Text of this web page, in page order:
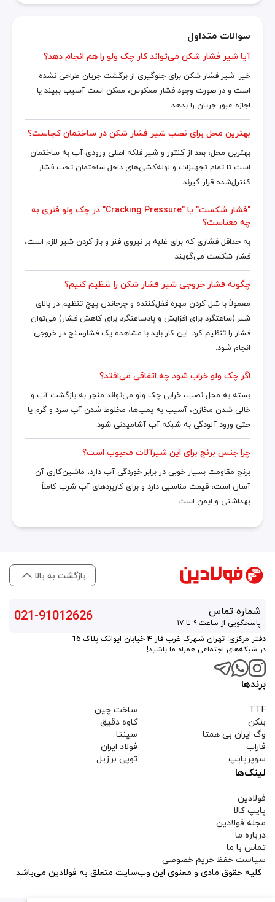
سوالات متداول
آیا شیر فشار شکن می‌تواند کار چک ولو را هم انجام دهد؟
خیر. شیر فشار شکن برای جلوگیری از برگشت جریان طراحی نشده
است و در صورت وجود فشار معکوس، ممکن است آسیب ببیند یا
اجازه عبور جریان را بدهد.
بهترین محل برای نصب شیر فشار شکن در ساختمان کجاست؟
بهترین محل، بعد از کنتور و شیر فلکه اصلی ورودی آب به ساختمان
است تا تمام تجهیزات و لوله‌کشی‌های داخل ساختمان تحت فشار
کنترل‌شده قرار گیرند.
"فشار شکست" یا "Cracking Pressure" در چک ولو فنری به
چه معناست؟
به حداقل فشاری که برای غلبه بر نیروی فنر و باز کردن شیر لازم است،
فشار شکست می‌گویند.
چگونه فشار خروجی شیر فشار شکن را تنظیم کنیم؟
معمولاً با شل کردن مهره قفل‌کننده و چرخاندن پیچ تنظیم در بالای
شیر (ساعتگرد برای افزایش و پادساعتگرد برای کاهش فشار) می‌توان
فشار را تنظیم کرد. این کار باید با مشاهده یک فشارسنج در خروجی
انجام شود.
اگر چک ولو خراب شود چه اتفاقی می‌افتد؟
بسته به محل نصب، خرابی چک ولو می‌تواند منجر به بازگشت آب و
خالی شدن مخازن، آسیب به پمپ‌ها، مخلوط شدن آب سرد و گرم یا
حتی ورود آلودگی به شبکه آب آشامیدنی شود.
چرا جنس برنج برای این شیرآلات محبوب است؟
برنج مقاومت بسیار خوبی در برابر خوردگی آب دارد، ماشین‌کاری آن
آسان است، قیمت مناسبی دارد و برای کاربردهای آب شرب کاملاً
بهداشتی و ایمن است.
بازگشت به بالا
شماره تماس
پاسخگویی از ساعت ۹ تا ۱۷ 021-91012626
دفتر مرکزی: تهران شهرک غرب فاز ۴ خیابان ایوانک پلاک 16
در شبکه‌های اجتماعی همراه ما باشید!
برندها
TTF
بنکن
وگ ایران بی همتا
فاراب
سوپرپایپ
ساخت چین
کاوه دقیق
سپنتا
فولاد ایران
توپی برزیل
لینک‌ها
فولادین
پایپ کالا
مجله فولادین
درباره ما
تماس با ما
سیاست حفظ حریم خصوصی
کلیه حقوق مادی و معنوی این وب‌سایت متعلق به فولادین می‌باشد.